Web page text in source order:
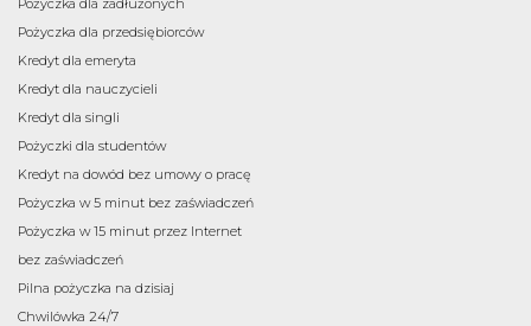
Pożyczka dla zadłużonych
Pożyczka dla przedsiębiorców
Kredyt dla emeryta
Kredyt dla nauczycieli
Kredyt dla singli
Pożyczki dla studentów
Kredyt na dowód bez umowy o pracę
Pożyczka w 5 minut bez zaświadczeń
Pożyczka w 15 minut przez Internet
bez zaświadczeń
Pilna pożyczka na dzisiaj
Chwilówka 24/7